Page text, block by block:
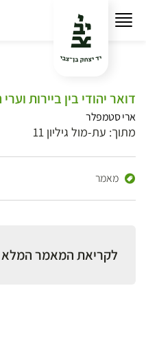
דואר יהודי בין ביירות
ארי סטמפלר
מתוך: עת-מול גיליון 11
מאמר
לקריאת המאמר המלא